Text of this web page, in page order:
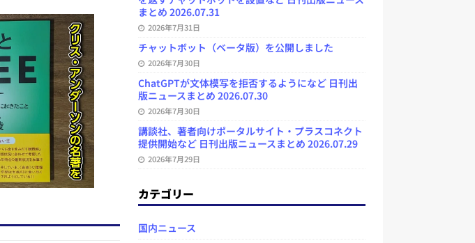
まとめ 2026.07.31
2026年7月31日
チャットボット（ベータ版）を公開しました
2026年7月30日
ChatGPTが文体模写を拒否するようになど 日刊出
版ニュースまとめ 2026.07.30
2026年7月30日
講談社、著者向けポータルサイト・プラスコネクト
提供開始など 日刊出版ニュースまとめ 2026.07.29
2026年7月29日
カテゴリー
国内ニュース